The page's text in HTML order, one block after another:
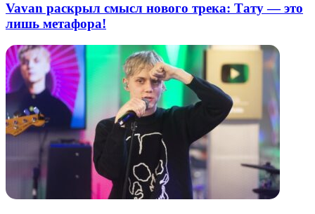
Vavan раскрыл смысл нового трека: Тату — это
лишь метафора!